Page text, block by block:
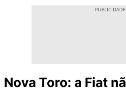
Nova Toro: a Fiat